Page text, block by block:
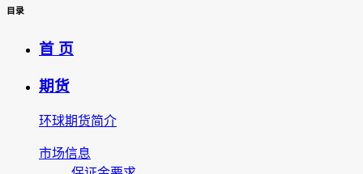
目录
首 页
期货
环球期货简介
市场信息